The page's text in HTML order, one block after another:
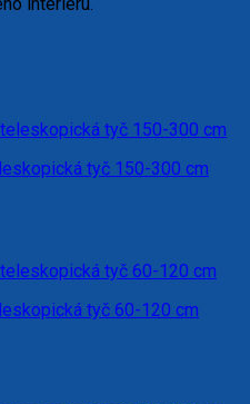
tyč 150-300 cm
tyč 60-120 cm